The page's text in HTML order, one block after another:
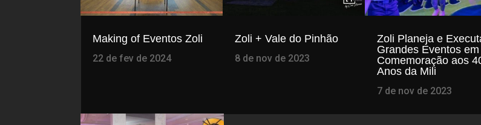
Making of Eventos Zoli
22 de fev de 2024
Zoli + Vale do Pinhão
8 de nov de 2023
Zoli Planeja e
Grandes Eventos em
Comemoração aos
Anos da Mili
7 de nov de 2023